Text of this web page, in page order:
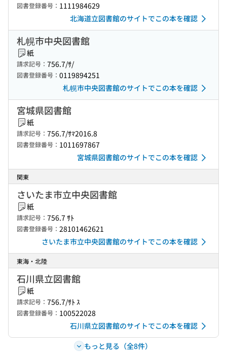
図書登録番号： 1111984629
北海道立図書館のサイトでこの本を確認
札幌市中央図書館
紙
請求記号： 756.7/ｻ/
図書登録番号： 0119894251
札幌市中央図書館のサイトでこの本を確認
宮城県図書館
紙
請求記号： 756.7/ｻﾏ2016.8
図書登録番号： 1011697867
宮城県図書館のサイトでこの本を確認
関東
さいたま市立中央図書館
紙
請求記号： 756.7 ｻﾄ
図書登録番号： 28101462621
さいたま市立中央図書館のサイトでこの本を確認
東海・北陸
石川県立図書館
紙
請求記号： 756.7/ｻﾄ ｽ
図書登録番号： 100522028
石川県立図書館のサイトでこの本を確認
もっと見る（全8件）